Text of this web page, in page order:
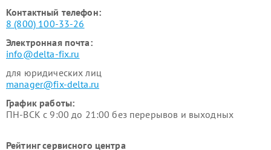
Контактный телефон:
8 (800) 100-33-26
Электронная почта:
info@delta-fix.ru
для юридических лиц
manager@fix-delta.ru
График работы:
ПН-ВСК с 9:00 до 21:00 без перерывов и выходных
Рейтинг сервисного центра